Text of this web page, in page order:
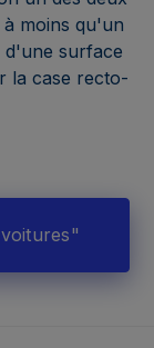
moins qu'un
d'une surface
la case recto-